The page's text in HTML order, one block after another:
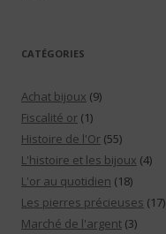
CATÉGORIES
Achat bijoux (9)
Fiscalité or (1)
Histoire de l'Or (55)
L'histoire et les bijoux (4)
L'or au quotidien (18)
Les pierres précieuses (17)
Marché de l'argent (3)